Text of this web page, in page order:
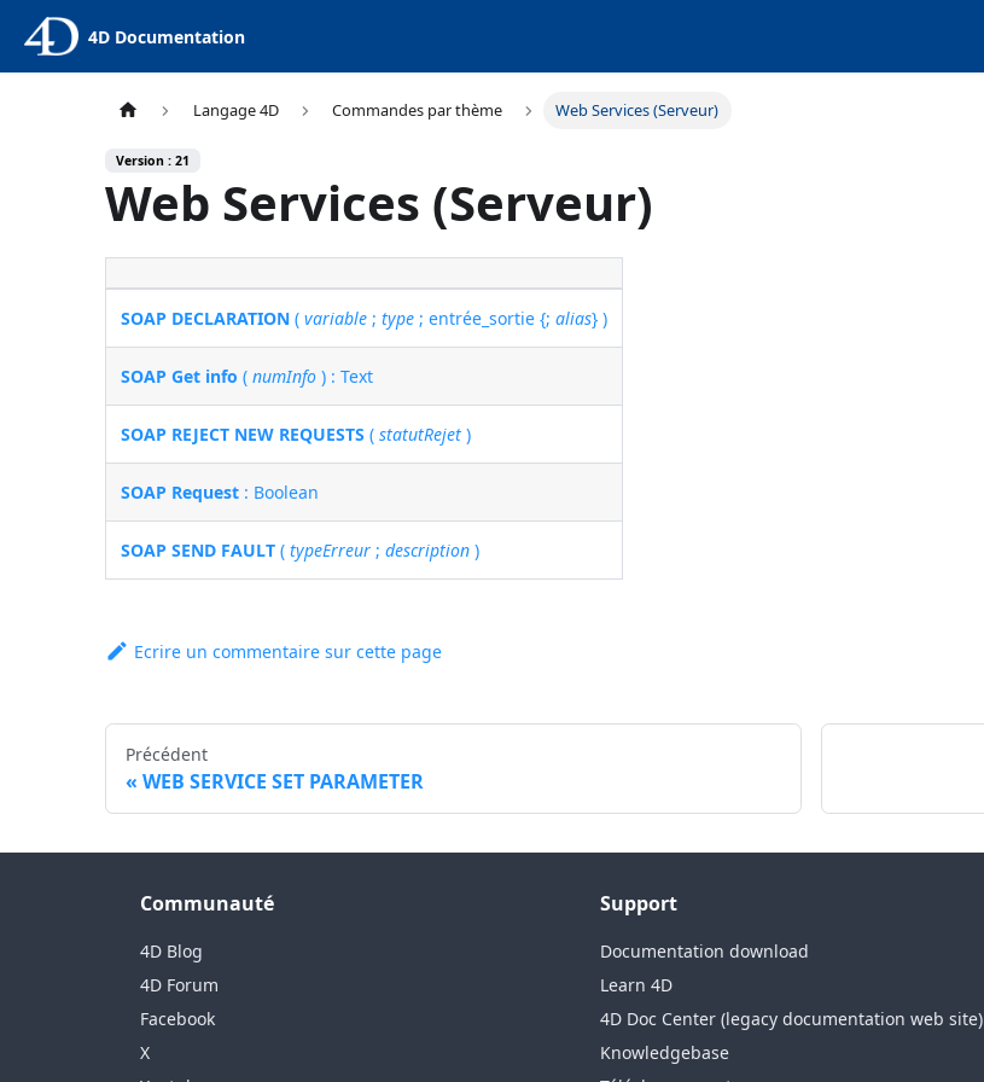
4D Documentation
Langage 4D Commandes par thème Web Services (Serveur)
Version : 21
Web Services (Serveur)
SOAP DECLARATION (variable ;type ; entrée_sortie {;alias} )
SOAP Get info (numInfo ) : Text
SOAP REJECT NEW REQUESTS (statutRejet )
SOAP Request : Boolean
SOAP SEND FAULT (typeErreur ;description )
Ecrire un commentaire sur cette page
Précédent
WEB SERVICE SET PARAMETER
Communauté
4D Blog
4D Forum
Facebook
X
Support
Documentation download
Learn 4D
4D Doc Center (legacy documentation web site)
Knowledgebase